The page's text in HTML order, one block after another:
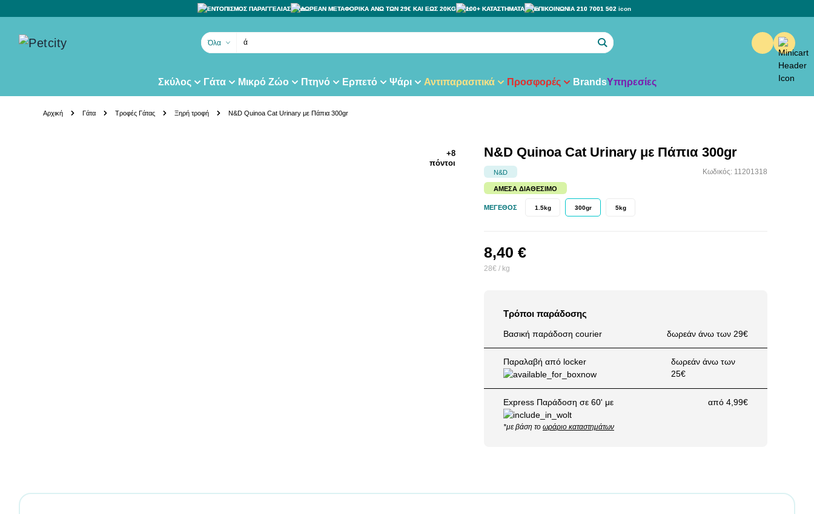
ΕΝΤΟΠΙΣΜΟΣ ΠΑΡΑΓΓΕΛΙΑΣ ΔΩΡΕΑΝ ΜΕΤΑΦΟΡΙΚΑ ΑΝΩ ΤΩΝ 29€ ΚΑΙ ΕΩΣ 20KG 100+ ΚΑΤΑΣΤΗΜΑΤΑ ΕΠΙΚΟΙΝΩΝΙΑ 210 7001 502
Όλα άμμο γ
Σκύλος Γάτα Μικρό Ζώο Πτηνό Ερπετό Ψάρι Αντιπαρασιτικά Προσφορές BrandsΥπηρεσίες
Αρχική Γάτα Τροφές Γάτας Ξηρή τροφή N&D Quinoa Cat Urinary με Πάπια 300gr
+8
πόντοι
N&D Quinoa Cat Urinary με Πάπια 300gr
N&D Κωδικός: 11201318
ΆΜΕΣΑ ΔΙΑΘΈΣΙΜΟ
ΜΈΓΕΘΟΣ 1.5kg 300gr 5kg
8,40 €
28€ / kg
Τρόποι παράδοσης
Βασική παράδοση courier δωρεάν άνω των 29€
Παραλαβή από locker
δωρεάν άνω των
25€
Express Παράδοση σε 60' με
*με βάση το ωράριο καταστημάτων
από 4,99€